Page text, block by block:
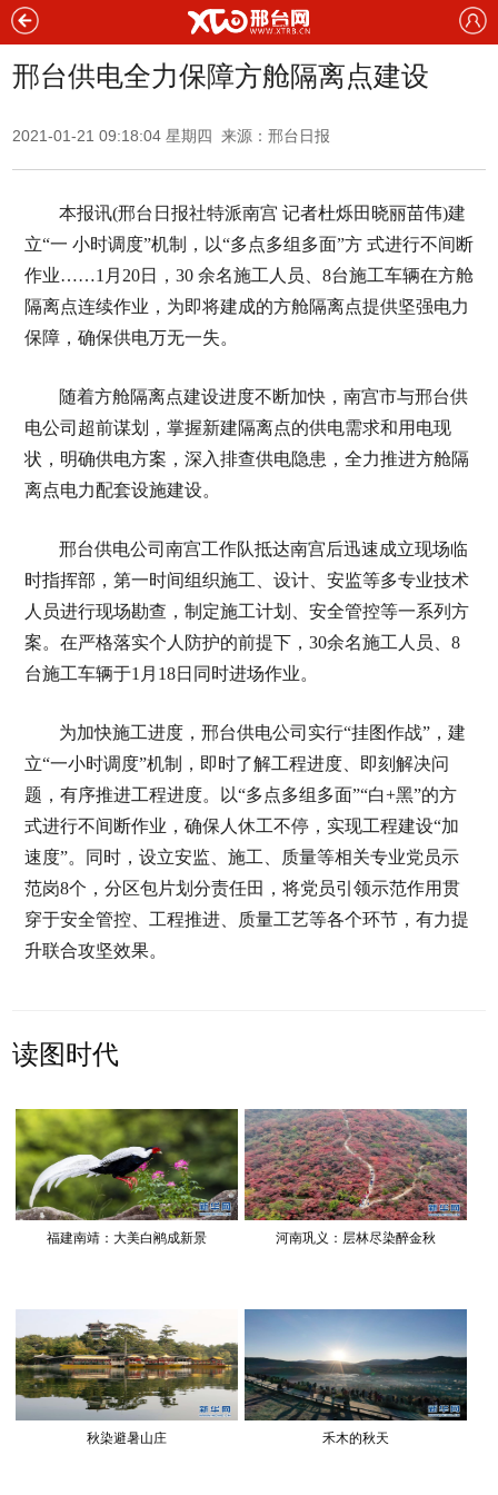
邢台供电全力保障方舱隔离点建设
2021-01-21 09:18:04 星期四 来源：邢台日报
本报讯(邢台日报社特派南宫 记者杜烁田晓丽苗伟)建
立“一 小时调度”机制，以“多点多组多面”方 式进行不间断
作业……1月20日，30 余名施工人员、8台施工车辆在方舱
隔离点连续作业，为即将建成的方舱隔离点提供坚强电力
保障，确保供电万无一失。
随着方舱隔离点建设进度不断加快，南宫市与邢台供
电公司超前谋划，掌握新建隔离点的供电需求和用电现
状，明确供电方案，深入排查供电隐患，全力推进方舱隔
离点电力配套设施建设。
邢台供电公司南宫工作队抵达南宫后迅速成立现场临
时指挥部，第一时间组织施工、设计、安监等多专业技术
人员进行现场勘查，制定施工计划、安全管控等一系列方
案。在严格落实个人防护的前提下，30余名施工人员、8
台施工车辆于1月18日同时进场作业。
为加快施工进度，邢台供电公司实行“挂图作战”，建
立“一小时调度”机制，即时了解工程进度、即刻解决问
题，有序推进工程进度。以“多点多组多面”“白+黑”的方
式进行不间断作业，确保人休工不停，实现工程建设“加
速度”。同时，设立安监、施工、质量等相关专业党员示
范岗8个，分区包片划分责任田，将党员引领示范作用贯
穿于安全管控、工程推进、质量工艺等各个环节，有力提
升联合攻坚效果。
读图时代
福建南靖：大美白鹇成新景 河南巩义：层林尽染醉金秋
秋染避暑山庄 禾木的秋天